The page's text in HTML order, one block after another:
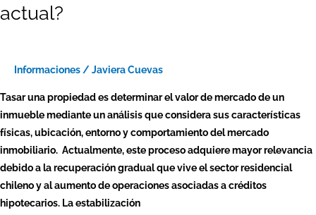
actual?
Informaciones/Javiera Cuevas
Tasar una propiedad es determinar el valor de mercado de un
inmueble mediante un análisis que considera sus características
físicas, ubicación, entorno y comportamiento del mercado
inmobiliario. Actualmente, este proceso adquiere mayor relevancia
debido a la recuperación gradual que vive el sector residencial
chileno y al aumento de operaciones asociadas a créditos
hipotecarios. La estabilización